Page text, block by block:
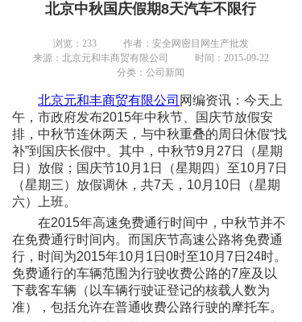
北京中秋国庆假期8天汽车不限行
浏览： 233
作者：安全网密目网生产批发
来源：北京元和丰商贸有限公司
时间：2015-09-22
分类：公司新闻
北京元和丰商贸有限公司 网编资讯：今天上
午，市政府发布2015年中秋节、国庆节放假安
排，中秋节连休两天，与中秋重叠的周日休假“找
补”到国庆长假中。其中，中秋节9月27日（星期
日）放假；国庆节10月1日（星期四）至10月7日
（星期三）放假调休，共7天，10月10日（星期
六）上班。
在2015年高速免费通行时间中，中秋节并不
在免费通行时间内。而国庆节高速公路将免费通
行，时间为2015年10月1日0时至10月7日24时。
免费通行的车辆范围为行驶收费公路的7座及以
下载客车辆（以车辆行驶证登记的核载人数为
准），包括允许在普通收费公路行驶的摩托车。